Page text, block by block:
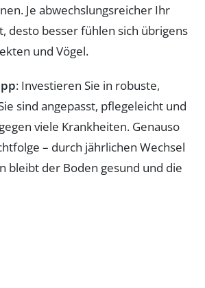
Je abwechslungsreicher Ihr
desto besser fühlen sich übrigens
und Vögel.
: Investieren Sie in robuste,
sind angepasst, pflegeleicht und
viele Krankheiten. Genauso
– durch jährlichen Wechsel
bleibt der Boden gesund und die